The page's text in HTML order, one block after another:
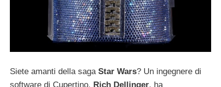
Siete amanti della saga Star Wars? Un ingegnere di
software di Cupertino, Rich Dellinger, ha